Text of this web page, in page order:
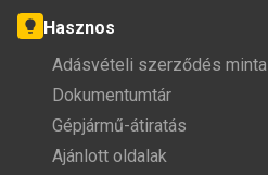
Hasznos
Adásvételi szerződés minta
Dokumentumtár
Gépjármű-átiratás
Ajánlott oldalak